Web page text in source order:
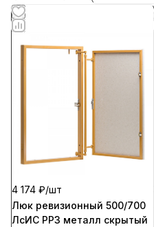
4 174 ₽/шт
Люк ревизионный 500/700
ЛсИС РРЗ металл скрытый